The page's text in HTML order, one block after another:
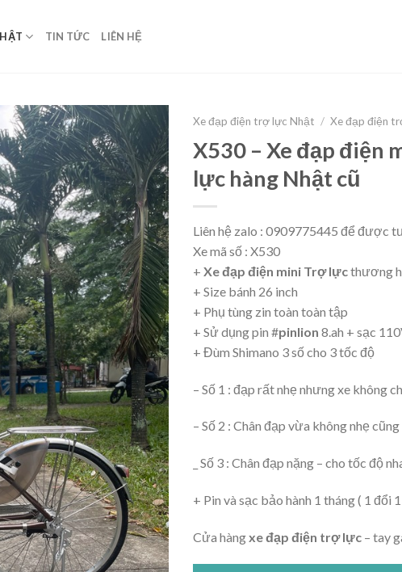
TIN TỨC LIÊN HỆ
Xe đạp điện trợ lực Nhật / Xe đạp điện
X530 – Xe đạp điện
lực hàng Nhật cũ
Liên hệ zalo : 0909775445 để được
Xe mã số : X530
+ Xe đạp điện mini Trợ lựcthương
+ Size bánh 26 inch
+ Phụ tùng zin toàn toàn tập
+ Sử dụng pin #pinlion 8.ah + sạc
+ Đùm Shimano 3 số cho 3 tốc độ
– Số 1 : đạp rất nhẹ nhưng xe không
– Số 2 : Chân đạp vừa không nhẹ
_ Số 3 : Chân đạp nặng – cho tốc độ
+ Pin và sạc bảo hành 1 tháng ( 1 đổi
Cửa hàngxe đạp điện trợ lực – tay